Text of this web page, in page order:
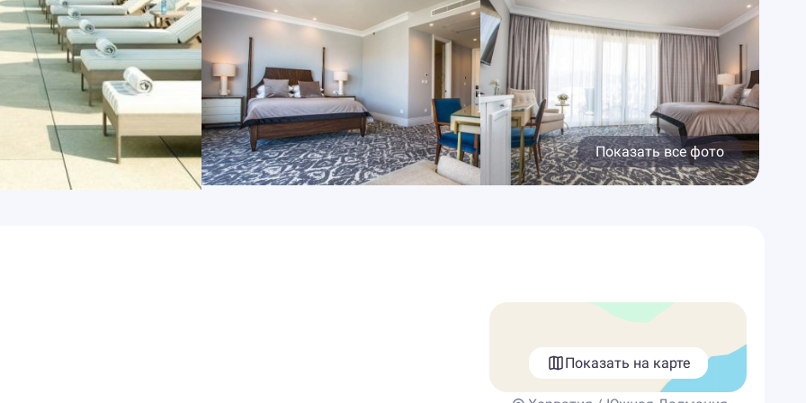
Показать все фото
Показать на карте